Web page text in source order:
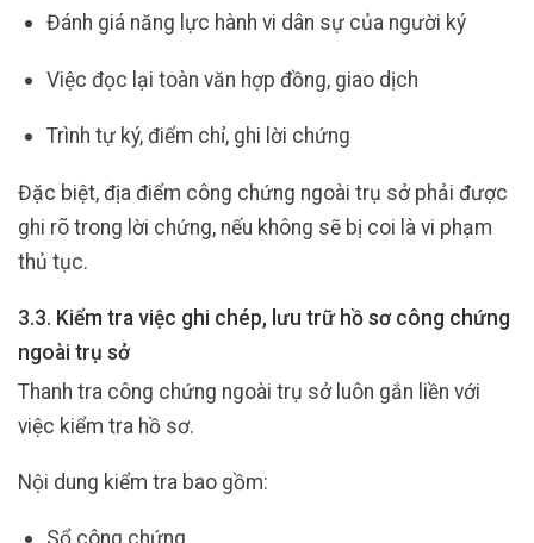
Đánh giá năng lực hành vi dân sự của người ký
Việc đọc lại toàn văn hợp đồng, giao dịch
Trình tự ký, điểm chỉ, ghi lời chứng
Đặc biệt, địa điểm công chứng ngoài trụ sở phải được
ghi rõ trong lời chứng, nếu không sẽ bị coi là vi phạm
thủ tục.
3.3. Kiểm tra việc ghi chép, lưu trữ hồ sơ công chứng
ngoài trụ sở
Thanh tra công chứng ngoài trụ sở luôn gắn liền với
việc kiểm tra hồ sơ.
Nội dung kiểm tra bao gồm: